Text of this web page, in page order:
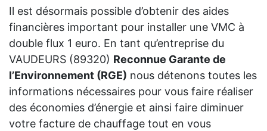
Il est désormais possible d’obtenir des aides
financières important pour installer une VMC à
double flux 1 euro. En tant qu’entreprise du
VAUDEURS (89320) Reconnue Garante de
l’Environnement (RGE) nous détenons toutes les
informations nécessaires pour vous faire réaliser
des économies d’énergie et ainsi faire diminuer
votre facture de chauffage tout en vous